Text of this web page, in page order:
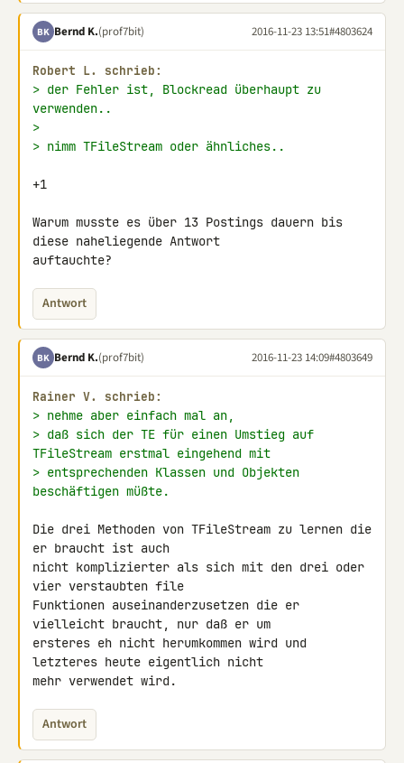
BK Bernd K.(prof7bit) 2016-11-23 13:51#4803624
Robert L. schrieb:
> der Fehler ist, Blockread überhaupt zu
verwenden..
>
> nimm TFileStream oder ähnliches..
+1
Warum musste es über 13 Postings dauern bis
diese naheliegende Antwort
auftauchte?
Antwort
BK Bernd K.(prof7bit) 2016-11-23 14:09#4803649
Rainer V. schrieb:
> nehme aber einfach mal an,
> daß sich der TE für einen Umstieg auf
TFileStream erstmal eingehend mit
> entsprechenden Klassen und Objekten
beschäftigen müßte.
Die drei Methoden von TFileStream zu lernen die
er braucht ist auch
nicht komplizierter als sich mit den drei oder
vier verstaubten file
Funktionen auseinanderzusetzen die er
vielleicht braucht, nur daß er um
ersteres eh nicht herumkommen wird und
letzteres heute eigentlich nicht
mehr verwendet wird.
Antwort